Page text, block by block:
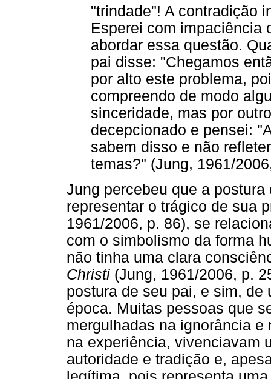
"trindade"! A contradição
Esperei com impaciência
abordar essa questão.
pai disse: "Chegamos
por alto este problema,
compreendo de modo
sinceridade, mas por
decepcionado e pensei:
sabem disso e não
temas?" (Jung, 1961/
Jung percebeu que a
representar o trágico de sua
1961/2006, p. 86), se
com o simbolismo da forma
não tinha uma clara
Christi (Jung, 1961/2006, p.
postura de seu pai, e sim,
época. Muitas pessoas que
mergulhadas na ignorância
na experiência, vivenciavam
autoridade e tradição e,